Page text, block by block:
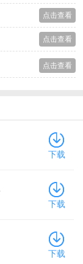
点击查看
点击查看
点击查看
下载
下载
下载